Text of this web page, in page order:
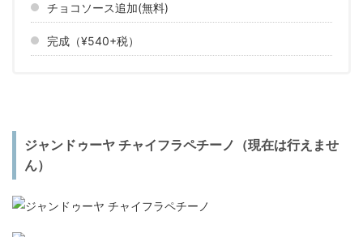
チョコソース追加(無料)
完成（¥540+税）
ジャンドゥーヤ チャイフラペチーノ（現在は行えませ
ん）